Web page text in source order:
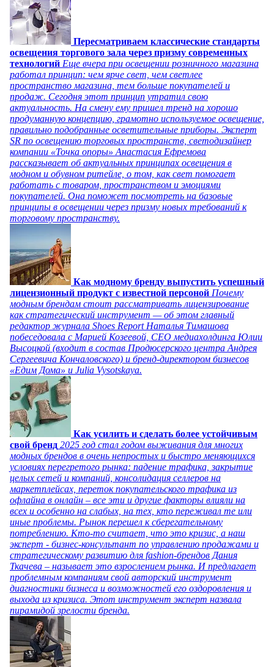
Пересматриваем классические стандарты
освещения торгового зала через призму современных
технологий Еще вчера при освещении розничного магазина
работал принцип: чем ярче свет, чем светлее
пространство магазина, тем больше покупателей и
продаж. Сегодня этот принцип утратил свою
актуальность. На смену ему пришел тренд на хорошо
продуманную концепцию, грамотно используемое освещение,
правильно подобранные осветительные приборы. Эксперт
SR по освещению торговых пространств, светодизайнер
компании «Точка опоры» Анастасия Ефремова
рассказывает об актуальных принципах освещения в
модном и обувном ритейле, о том, как свет помогает
работать с товаром, пространством и эмоциями
покупателей. Она поможет посмотреть на базовые
принципы в освещении через призму новых требований к
торговому пространству.
Как модному бренду выпустить успешный
лицензионный продукт с известной персоной Почему
модным брендам стоит рассматривать лицензирование
как стратегический инструмент — об этом главный
редактор журнала Shoes Report Наталья Тимашова
побеседовала с Марией Козеевой, СЕО медиахолдинга Юлии
Высоцкой (входит в состав Продюсерского центра Андрея
Сергеевича Кончаловского) и бренд-директором бизнесов
«Едим Дома» и Julia Vysotskaya.
Как усилить и сделать более устойчивым
свой бренд 2025 год стал годом выживания для многих
модных брендов в очень непростых и быстро меняющихся
условиях перегретого рынка: падение трафика, закрытие
целых сетей и компаний, консолидация селлеров на
маркетплейсах, переток покупательского трафика из
офлайна в онлайн – все эти и другие факторы влияли на
всех и особенно на слабых, на тех, кто переживал те или
иные проблемы. Рынок перешел к сберегательному
потреблению. Кто-то считает, что это кризис, а наш
эксперт - бизнес-консультант по управлению продажами и
стратегическому развитию для fashion-брендов Дания
Ткачева – называет это взрослением рынка. И предлагает
проблемным компаниям свой авторский инструмент
диагностики бизнеса и возможностей его оздоровления и
выхода из кризиса. Этот инструмент эксперт назвала
пирамидой зрелости бренда.